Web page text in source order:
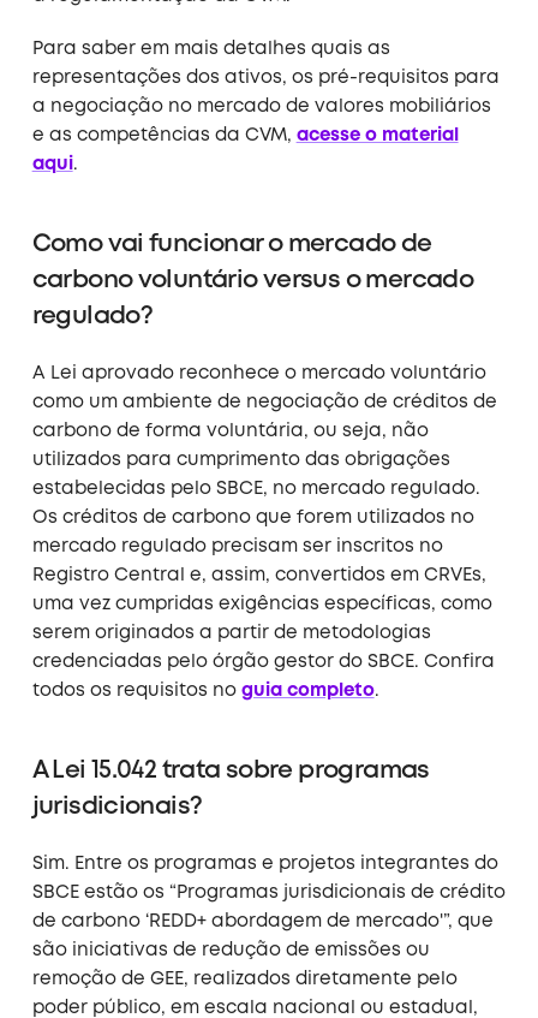
Para saber em mais detalhes quais as
representações dos ativos, os pré-requisitos para
a negociação no mercado de valores mobiliários
e as competências da CVM, acesse o material
aqui .
Como vai funcionar o mercado de
carbono voluntário versus o mercado
regulado?
A Lei aprovado reconhece o mercado voluntário
como um ambiente de negociação de créditos de
carbono de forma voluntária, ou seja, não
utilizados para cumprimento das obrigações
estabelecidas pelo SBCE, no mercado regulado.
Os créditos de carbono que forem utilizados no
mercado regulado precisam ser inscritos no
Registro Central e, assim, convertidos em CRVEs,
uma vez cumpridas exigências específicas, como
serem originados a partir de metodologias
credenciadas pelo órgão gestor do SBCE. Confira
todos os requisitos no guia completo.
A Lei 15.042 trata sobre programas
jurisdicionais?
Sim. Entre os programas e projetos integrantes do
SBCE estão os “Programas jurisdicionais de crédito
de carbono ‘REDD+ abordagem de mercado'”, que
são iniciativas de redução de emissões ou
remoção de GEE, realizados diretamente pelo
poder público, em escala nacional ou estadual,